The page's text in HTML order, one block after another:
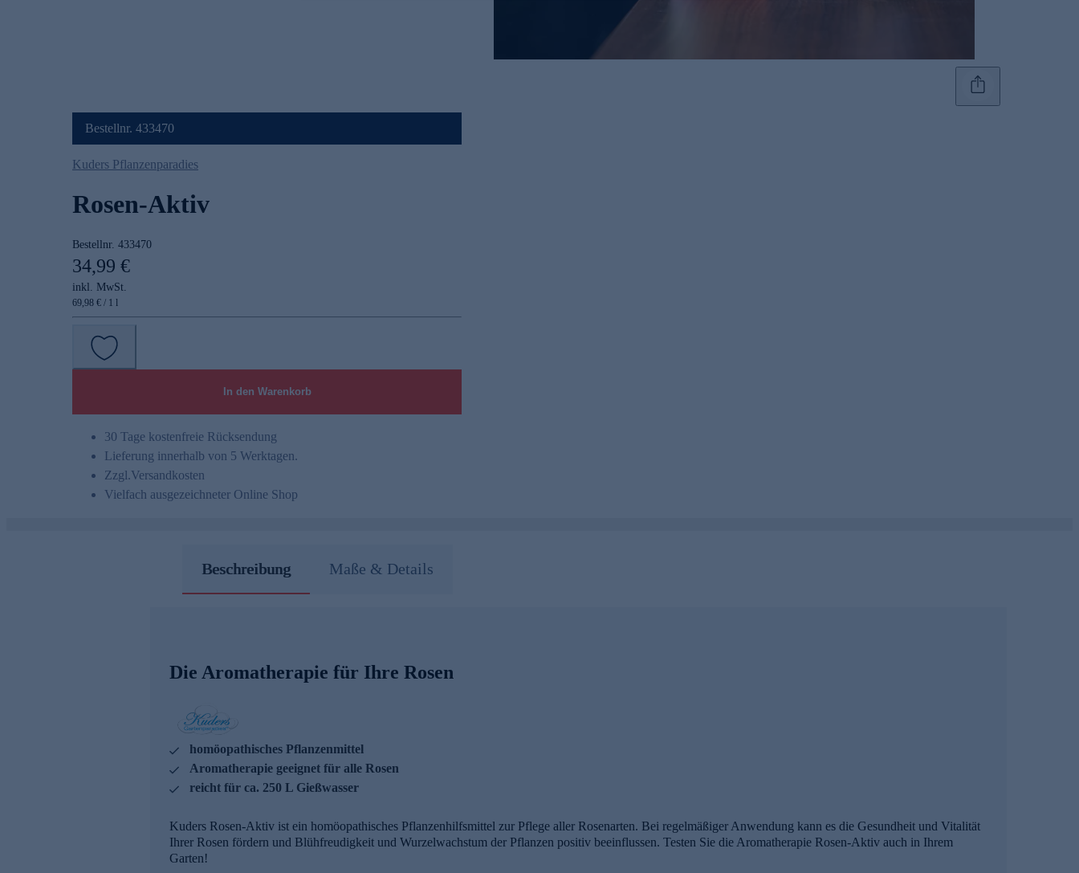
Bestellnr. 433470
Kuders Pflanzenparadies
Rosen-Aktiv
Bestellnr. 433470
34,99 €
inkl. MwSt.
69,98 € / 1 l
In den Warenkorb
30 Tage kostenfreie Rücksendung
Lieferung innerhalb von 5 Werktagen.
Zzgl.Versandkosten
Vielfach ausgezeichneter Online Shop
Beschreibung Maße & Details
Die Aromatherapie für Ihre Rosen
homöopathisches Pflanzenmittel
Aromatherapie geeignet für alle Rosen
reicht für ca. 250 L Gießwasser
Kuders Rosen-Aktiv ist ein homöopathisches Pflanzenhilfsmittel zur Pflege aller Rosenarten. Bei regelmäßiger Anwendung kann es die Gesundheit und Vitalität
Ihrer Rosen fördern und Blühfreudigkeit und Wurzelwachstum der Pflanzen positiv beeinflussen. Testen Sie die Aromatherapie Rosen-Aktiv auch in Ihrem
Garten!